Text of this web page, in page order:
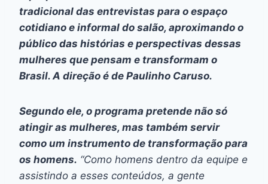
tradicional das entrevistas para o espaço
cotidiano e informal do salão, aproximando o
público das histórias e perspectivas dessas
mulheres que pensam e transformam o
Brasil. A direção é de Paulinho Caruso.
Segundo ele, o programa pretende não só
atingir as mulheres, mas também servir
como um instrumento de transformação para
os homens. “Como homens dentro da equipe e
assistindo a esses conteúdos, a gente